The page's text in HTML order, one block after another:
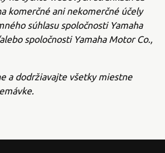
komerčné ani nekomerčné účely
súhlasu spoločnosti Yamaha
spoločnosti Yamaha Motor Co.,
a dodržiavajte všetky miestne